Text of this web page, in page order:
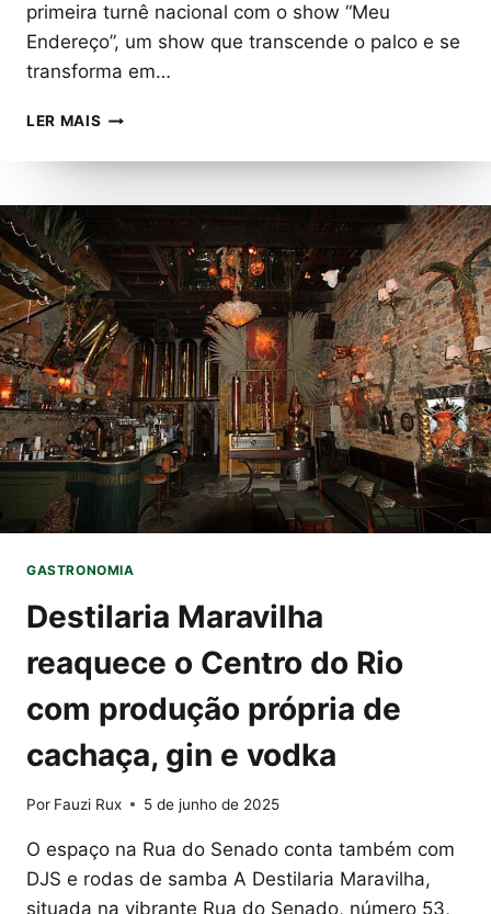
primeira turnê nacional com o show “Meu
Endereço”, um show que transcende o palco e se
transforma em…
LER MAIS ANA
LOPES
INÍCIO
SUA
PRIMEIRA
TURNÊ
NACIONAL
COM
SHOW
EM
SÃO
PAULO
GASTRONOMIA
Destilaria Maravilha
reaquece o Centro do Rio
com produção própria de
cachaça, gin e vodka
Por Fauzi Rux 5 de junho de 2025
O espaço na Rua do Senado conta também com
DJS e rodas de samba A Destilaria Maravilha,
situada na vibrante Rua do Senado, número 53,